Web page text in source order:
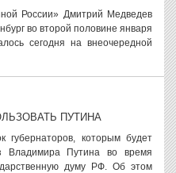
России» Дмитрий Медведев
во второй половине января
сегодня на внеочередной
ПУТИНА
губернаторов, которым будет
Владимира Путина во время
думу РФ. Об этом